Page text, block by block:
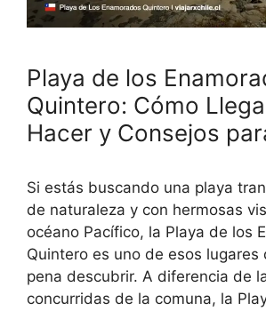
Playa de los
Quintero: Cómo
Hacer y Consejos
Si estás buscando una playa
de naturaleza y con hermosas
océano Pacífico, la Playa de los
Quintero es uno de esos lugares
pena descubrir. A diferencia de
concurridas de la comuna, la